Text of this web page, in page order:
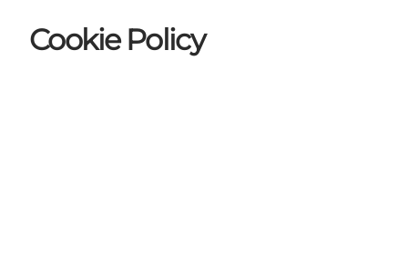
Byer og steder
Planlæg ferien
Cookie Policy